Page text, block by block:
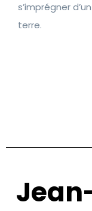
s’imprégner
terre.